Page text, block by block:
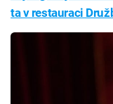
ta v restauraci